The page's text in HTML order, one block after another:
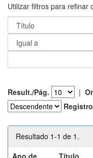
Utilizar filtros para refinar
Result./Pág. |
Resultado 1-1 de 1.
Ano de
Título